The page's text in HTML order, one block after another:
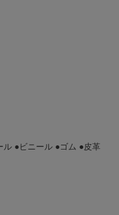
ル ●ビニール ●ゴム ●皮革